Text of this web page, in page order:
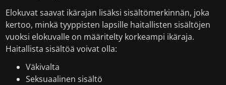
Elokuvat saavat ikärajan lisäksi sisältömerkinnän, joka
kertoo, minkä tyyppisten lapsille haitallisten sisältöjen
vuoksi elokuvalle on määritelty korkeampi ikäraja.
Haitallista sisältöä voivat olla:
Väkivalta
Seksuaalinen sisältö